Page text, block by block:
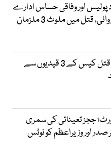
پولیس اور وفاقی حساس ادارے
کی مشترکہ کارروائی، قتل میں ملوث 3 ملزمان
اڈیالہ جیل میں قتل کیس کے 3 قیدیوں سے
ججز تعیناتی کی سمری
صدر اور وزیراعظم کو نوٹس